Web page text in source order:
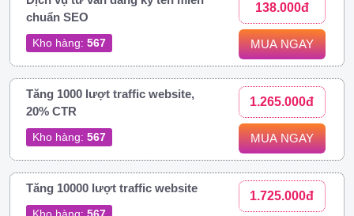
chuẩn SEO
Kho hàng: 567
138.000đ
MUA NGAY
Tăng 1000 lượt traffic website,
20% CTR
Kho hàng: 567
1.265.000đ
MUA NGAY
Tăng 10000 lượt traffic website
Kho hàng: 567
1.725.000đ